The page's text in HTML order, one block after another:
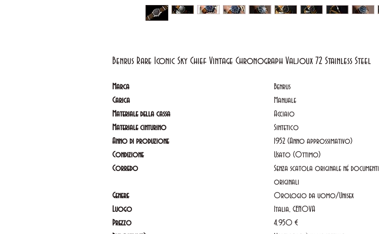
Benrus Rare Iconic Sky Chief Vintage Chronograph Valjoux 72 Stainless Steel
Marca
Benrus
Carica
Manuale
Materiale della cassa
Acciaio
Materiale cinturino
Sintetico
Anno di produzione
1952 (Anno approssimativo)
Condizione
Usato (Ottimo)
Corredo
Senza scatola originale né documenti
originali
Genere
Orologio da uomo/Unisex
Luogo
Italia, GENOVA
Prezzo
4.950 €